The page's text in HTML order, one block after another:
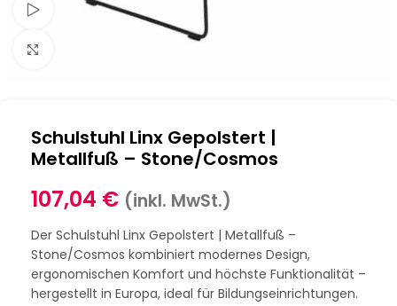
Schau Video
Schulstuhl Linx Gepolstert |
Metallfuß – Stone/Cosmos
107,04 € (inkl. MwSt.)
Der Schulstuhl Linx Gepolstert | Metallfuß –
Stone/Cosmos kombiniert modernes Design,
ergonomischen Komfort und höchste Funktionalität –
hergestellt in Europa, ideal für Bildungseinrichtungen.